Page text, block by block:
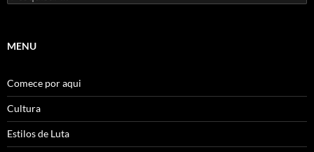
por:
MENU
Comece por aqui
Cultura
Estilos de Luta